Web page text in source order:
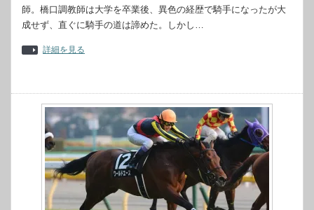
師。橋口調教師は大学を卒業後、異色の経歴で騎手になったが大
成せず、直ぐに騎手の道は諦めた。しかし…
詳細を見る